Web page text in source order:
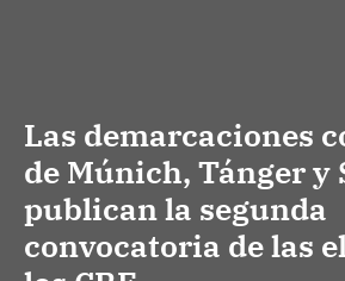
Las demarcaciones
de Múnich, Tánger y
publican la segunda
convocatoria de las